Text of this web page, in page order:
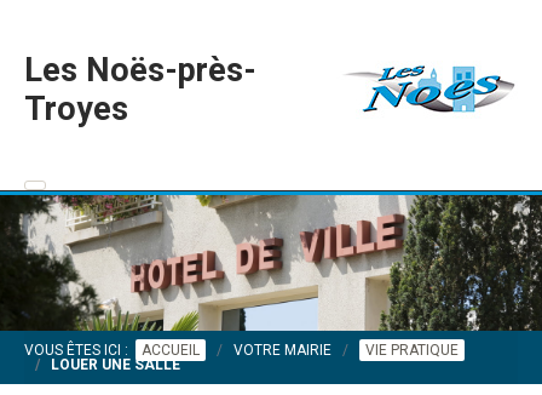
Les Noës-près-
Troyes
VOUS ÊTES ICI : ACCUEIL VOTRE MAIRIE
VIE PRATIQUE
LOUER UNE SALLE